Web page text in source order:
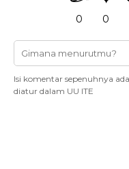
0 0
Isi komentar sepenuhnya
diatur dalam UU ITE